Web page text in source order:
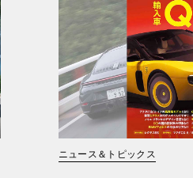
ニュース＆トピックス